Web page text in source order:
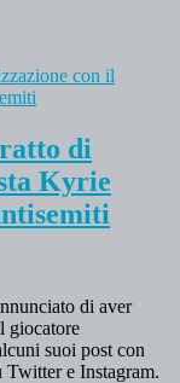
di
Kyrie
di aver
giocatore
suoi post con
e Instagram.